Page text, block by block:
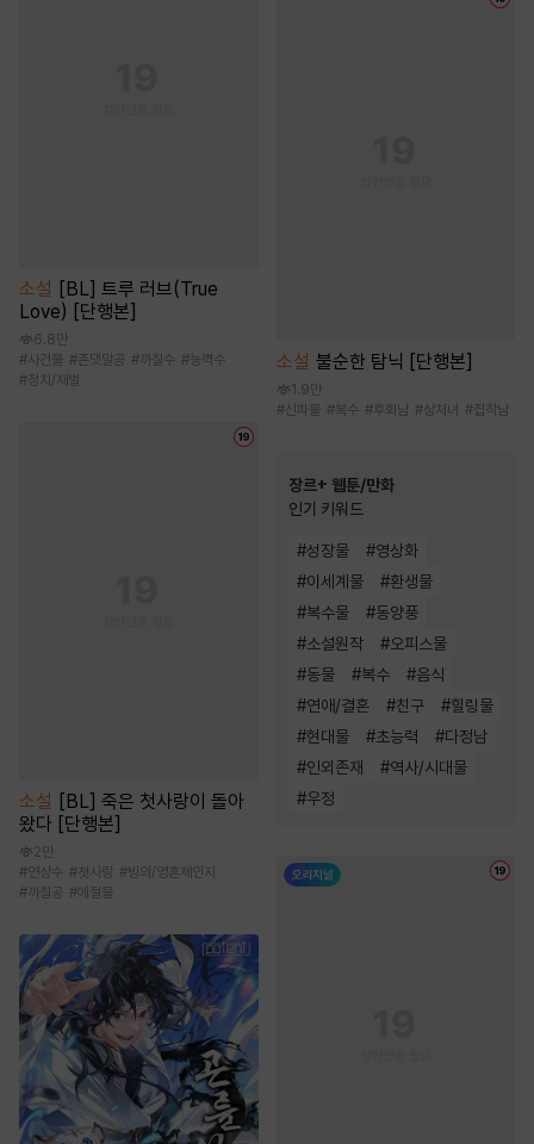
소설
[BL] 트루 러브(True
Love) [단행본]
6.8만
#사건물 #존댓말공 #까칠수 #능력수
#정치/재벌
소설 [BL] 죽은 첫사랑이 돌아
왔다 [단행본]
2만
#연상수 #첫사랑 #빙의/영혼체인지
#까칠공 #애절물
소설 불순한 탐닉 [단행본]
1.9만
#신파물 #복수 #후회남 #상처녀 #집착남
장르+ 웹툰/만화
인기 키워드
#성장물 #영상화
#이세계물 #환생물
#복수물 #동양풍
#소설원작 #오피스물
#동물 #복수 #음식
#연애/결혼 #친구 #힐링물
#현대물 #초능력 #다정남
#인외존재 #역사/시대물
#우정